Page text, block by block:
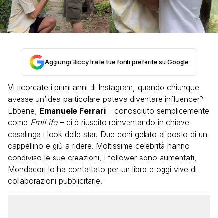
Aggiungi Biccy tra le tue fonti preferite su Google
Vi ricordate i primi anni di Instagram, quando chiunque
avesse un’idea particolare poteva diventare influencer?
Ebbene, Emanuele Ferrari – conosciuto semplicemente
come EmiLife– ci è riuscito reinventando in chiave
casalinga i look delle star. Due coni gelato al posto di un
cappellino e giù a ridere. Moltissime celebrità hanno
condiviso le sue creazioni, i follower sono aumentati,
Mondadori lo ha contattato per un libro e oggi vive di
collaborazioni pubblicitarie.